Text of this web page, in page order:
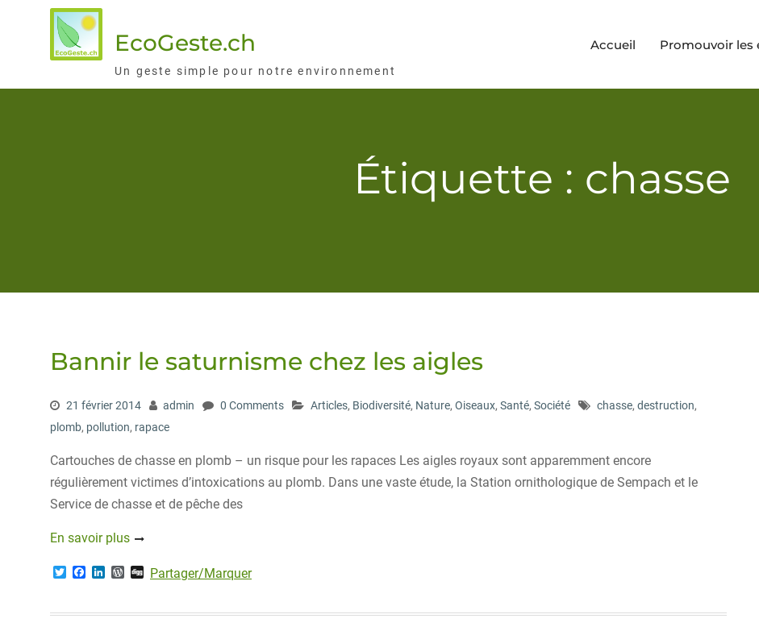
EcoGeste.ch
Un geste simple pour notre environnement
Accueil Promouvoir les
Étiquette : chasse
Bannir le saturnisme chez les aigles
21 février 2014 admin 0 Comments Articles, Biodiversité, Nature, Oiseaux, Santé, Société chasse, destruction,
plomb, pollution, rapace
Cartouches de chasse en plomb – un risque pour les rapaces Les aigles royaux sont apparemment encore
régulièrement victimes d’intoxications au plomb. Dans une vaste étude, la Station ornithologique de Sempach et le
Service de chasse et de pêche des
En savoir plus
T
t
F
e
k
W
d
D
g
Partager/Marquer